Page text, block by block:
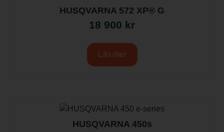
HUSQVARNA 572 XP® G
18 900 kr
Läs mer
HUSQVARNA 450s